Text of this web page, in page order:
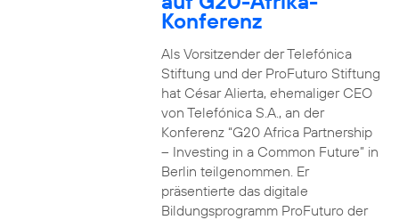
Konferenz
Als Vorsitzender der Telefónica
Stiftung und der ProFuturo Stiftung
hat César Alierta, ehemaliger CEO
von Telefónica S.A., an der
Konferenz “G20 Africa Partnership
– Investing in a Common Future” in
Berlin teilgenommen. Er
präsentierte das digitale
Bildungsprogramm ProFuturo der